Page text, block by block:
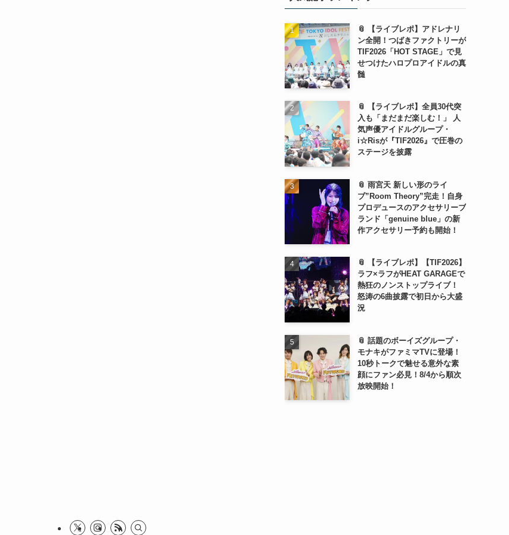
📎 【ライブレポ】アドレナリ
ン全開！つばきファクトリーが
TIF2026「HOT STAGE」で見
せつけたハロプロアイドルの真
髄
📎 【ライブレポ】全員30代突
入も「まだまだ楽しむ！」 人
気声優アイドルグループ・
i☆Risが『TIF2026』で圧巻の
ステージを披露
📎 雨宮天 新しい形のライ
ブ”Room Theory”完走！自身
プロデュースのアクセサリーブ
ランド「genuine blue」の新
作アクセサリー予約も開始！
📎 【ライブレポ】【TIF2026】
ラフ×ラフがHEAT GARAGEで
熱狂のノンストップライブ！
怒涛の6曲披露で初日から大盛
況
📎 話題のボーイズグループ・
モナキがファミマTVに登場！
10秒トークで魅せる意外な素
顔にファン必見！8/4から順次
放映開始！